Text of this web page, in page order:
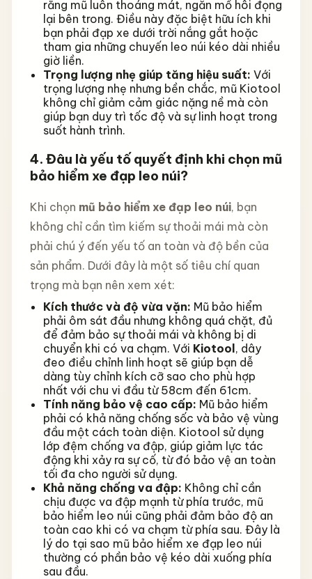
rằng mũ luôn thoáng mát, ngăn mồ hôi đọng
lại bên trong. Điều này đặc biệt hữu ích khi
bạn phải đạp xe dưới trời nắng gắt hoặc
tham gia những chuyến leo núi kéo dài nhiều
giờ liền.
Trọng lượng nhẹ giúp tăng hiệu suất: Với
trọng lượng nhẹ nhưng bền chắc, mũ Kiotool
không chỉ giảm cảm giác nặng nề mà còn
giúp bạn duy trì tốc độ và sự linh hoạt trong
suốt hành trình.
4. Đâu là yếu tố quyết định khi chọn mũ
bảo hiểm xe đạp leo núi?
Khi chọn mũ bảo hiểm xe đạp leo núi, bạn
không chỉ cần tìm kiếm sự thoải mái mà còn
phải chú ý đến yếu tố an toàn và độ bền của
sản phẩm. Dưới đây là một số tiêu chí quan
trọng mà bạn nên xem xét:
Kích thước và độ vừa vặn: Mũ bảo hiểm
phải ôm sát đầu nhưng không quá chặt, đủ
để đảm bảo sự thoải mái và không bị di
chuyển khi có va chạm. Với Kiotool, dây
đeo điều chỉnh linh hoạt sẽ giúp bạn dễ
dàng tùy chỉnh kích cỡ sao cho phù hợp
nhất với chu vi đầu từ 58cm đến 61cm.
Tính năng bảo vệ cao cấp: Mũ bảo hiểm
phải có khả năng chống sốc và bảo vệ vùng
đầu một cách toàn diện. Kiotool sử dụng
lớp đệm chống va đập, giúp giảm lực tác
động khi xảy ra sự cố, từ đó bảo vệ an toàn
tối đa cho người sử dụng.
Khả năng chống va đập: Không chỉ cần
chịu được va đập mạnh từ phía trước, mũ
bảo hiểm leo núi cũng phải đảm bảo độ an
toàn cao khi có va chạm từ phía sau. Đây là
lý do tại sao mũ bảo hiểm xe đạp leo núi
thường có phần bảo vệ kéo dài xuống phía
sau đầu.